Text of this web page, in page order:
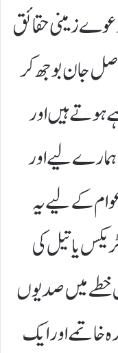
زمینی حقائق
جان بوجھ کر
ہوتے ہیں اور
ہمارے لیے اور
کے لیے یہ
یا تیل کی
خطے میں صدیوں
خاتمے اور ایک